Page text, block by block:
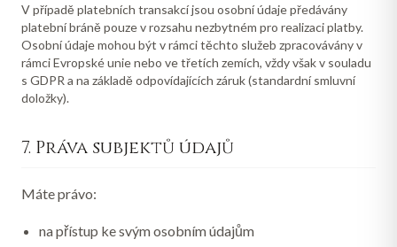
V případě platebních transakcí jsou osobní údaje předávány
platební bráně pouze v rozsahu nezbytném pro realizaci platby.
Osobní údaje mohou být v rámci těchto služeb zpracovávány v
rámci Evropské unie nebo ve třetích zemích, vždy však v souladu
s GDPR a na základě odpovídajících záruk (standardní smluvní
doložky).
7. Práva subjektů údajů
Máte právo:
na přístup ke svým osobním údajům